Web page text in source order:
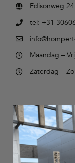
Edisonweg
tel: +31
Maandag –
Zaterdag –